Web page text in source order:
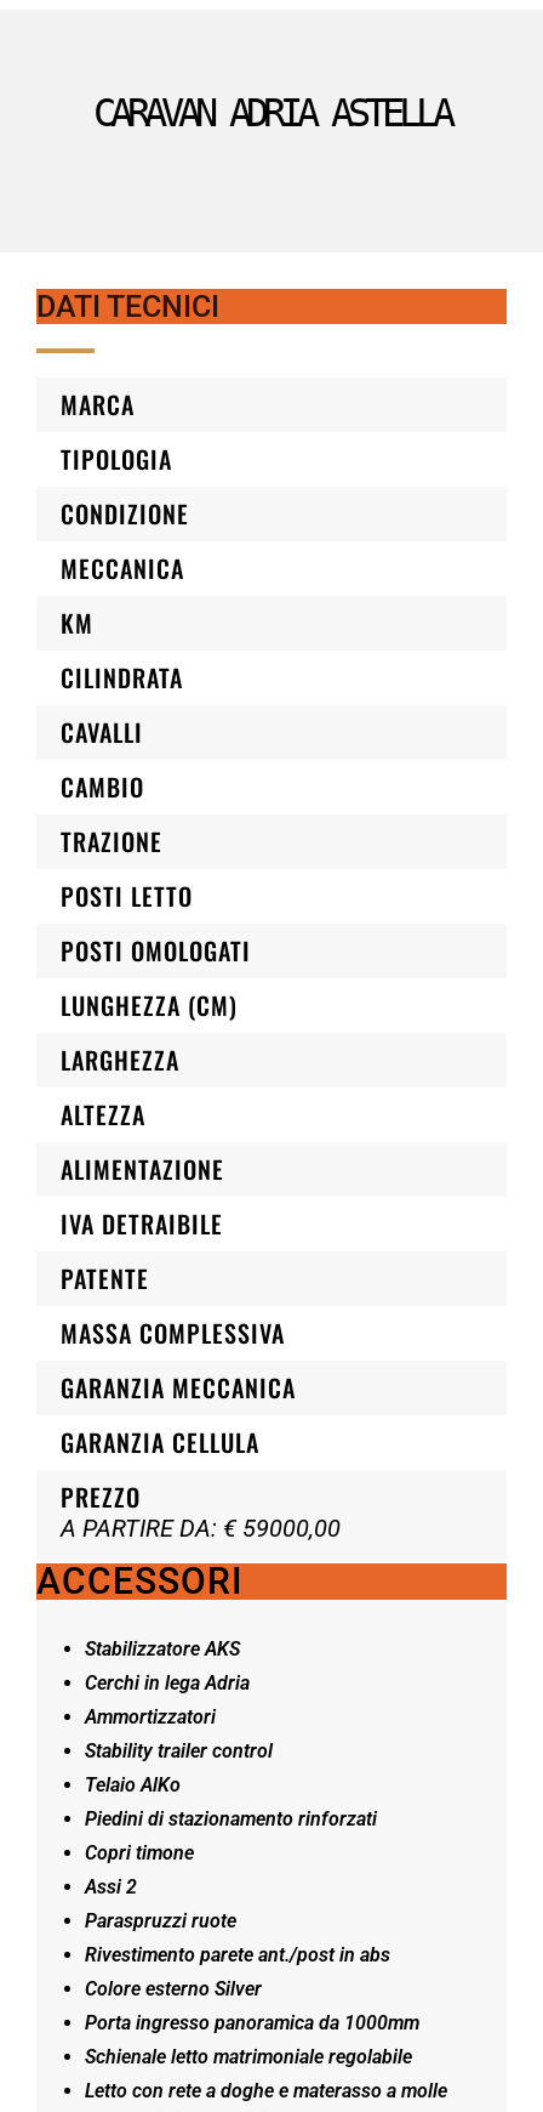
CARAVAN ADRIA ASTELLA
DATI TECNICI
MARCA
TIPOLOGIA
CONDIZIONE
MECCANICA
KM
CILINDRATA
CAVALLI
CAMBIO
TRAZIONE
POSTI LETTO
POSTI OMOLOGATI
LUNGHEZZA (CM)
LARGHEZZA
ALTEZZA
ALIMENTAZIONE
IVA DETRAIBILE
PATENTE
MASSA COMPLESSIVA
GARANZIA MECCANICA
GARANZIA CELLULA
PREZZO
A PARTIRE DA: € 59000,00
ACCESSORI
Stabilizzatore AKS
Cerchi in lega Adria
Ammortizzatori
Stability trailer control
Telaio AlKo
Piedini di stazionamento rinforzati
Copri timone
Assi 2
Paraspruzzi ruote
Rivestimento parete ant./post in abs
Colore esterno Silver
Porta ingresso panoramica da 1000mm
Schienale letto matrimoniale regolabile
Letto con rete a doghe e materasso a molle